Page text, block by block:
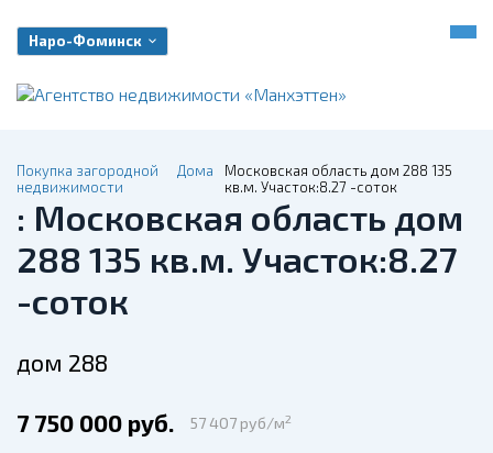
Наро-Фоминск
Покупка загородной
недвижимости
Дома
Московская область дом 288 135
кв.м. Участок:8.27 -соток
: Московская область дом
288 135 кв.м. Участок:8.27
-соток
дом 288
7 750 000 руб. 57 407 руб/м2